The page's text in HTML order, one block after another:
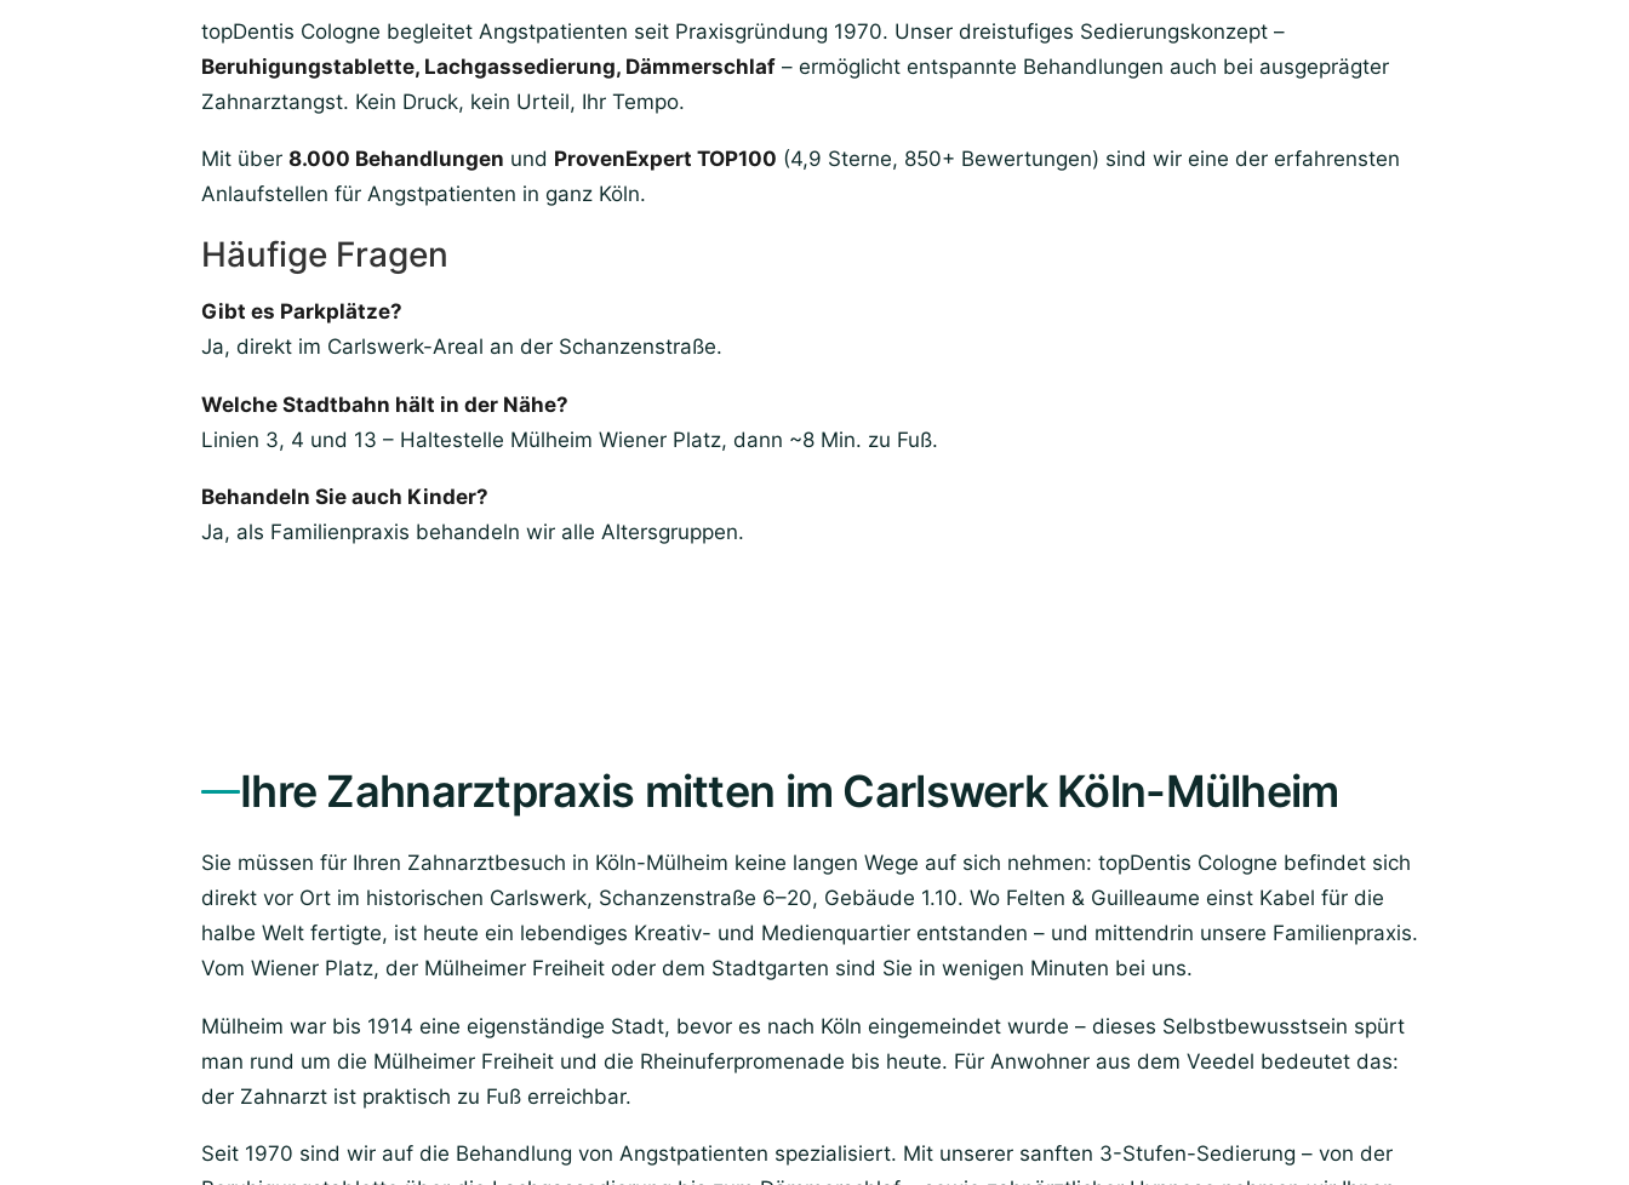
topDentis Cologne begleitet Angstpatienten seit Praxisgründung 1970. Unser dreistufiges Sedierungskonzept –
Beruhigungstablette, Lachgassedierung, Dämmerschlaf – ermöglicht entspannte Behandlungen auch bei ausgeprägter
Zahnarztangst. Kein Druck, kein Urteil, Ihr Tempo.
Mit über 8.000 Behandlungen und ProvenExpert TOP100 (4,9 Sterne, 850+ Bewertungen) sind wir eine der erfahrensten
Anlaufstellen für Angstpatienten in ganz Köln.
Häufige Fragen
Gibt es Parkplätze?
Ja, direkt im Carlswerk-Areal an der Schanzenstraße.
Welche Stadtbahn hält in der Nähe?
Linien 3, 4 und 13 – Haltestelle Mülheim Wiener Platz, dann ~8 Min. zu Fuß.
Behandeln Sie auch Kinder?
Ja, als Familienpraxis behandeln wir alle Altersgruppen.
Ihre Zahnarztpraxis mitten im Carlswerk Köln-Mülheim
Sie müssen für Ihren Zahnarztbesuch in Köln-Mülheim keine langen Wege auf sich nehmen: topDentis Cologne befindet sich
direkt vor Ort im historischen Carlswerk, Schanzenstraße 6–20, Gebäude 1.10. Wo Felten & Guilleaume einst Kabel für die
halbe Welt fertigte, ist heute ein lebendiges Kreativ- und Medienquartier entstanden – und mittendrin unsere Familienpraxis.
Vom Wiener Platz, der Mülheimer Freiheit oder dem Stadtgarten sind Sie in wenigen Minuten bei uns.
Mülheim war bis 1914 eine eigenständige Stadt, bevor es nach Köln eingemeindet wurde – dieses Selbstbewusstsein spürt
man rund um die Mülheimer Freiheit und die Rheinuferpromenade bis heute. Für Anwohner aus dem Veedel bedeutet das:
der Zahnarzt ist praktisch zu Fuß erreichbar.
Seit 1970 sind wir auf die Behandlung von Angstpatienten spezialisiert. Mit unserer sanften 3-Stufen-Sedierung – von der